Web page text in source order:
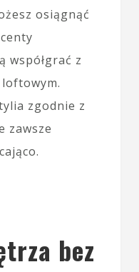
osiągnąć
współgrać z
zgodnie z
zawsze
bez